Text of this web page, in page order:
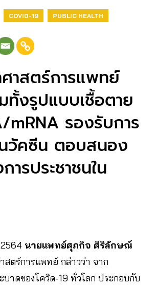
COVID-19 PUBLIC HEALTH
าสตร์การแพทย์
ทั้งรูปแบบเชื้อตาย
mRNA รองรับการ
วัคซีน ตอบสนอง
ารประชาชนใน
นายแพทย์ศุภกิจ ศิริลักษณ์
ตร์การแพทย์ กล่าวว่า จาก
าดของโควิด-19 ทั่วโลก ประกอบกับ